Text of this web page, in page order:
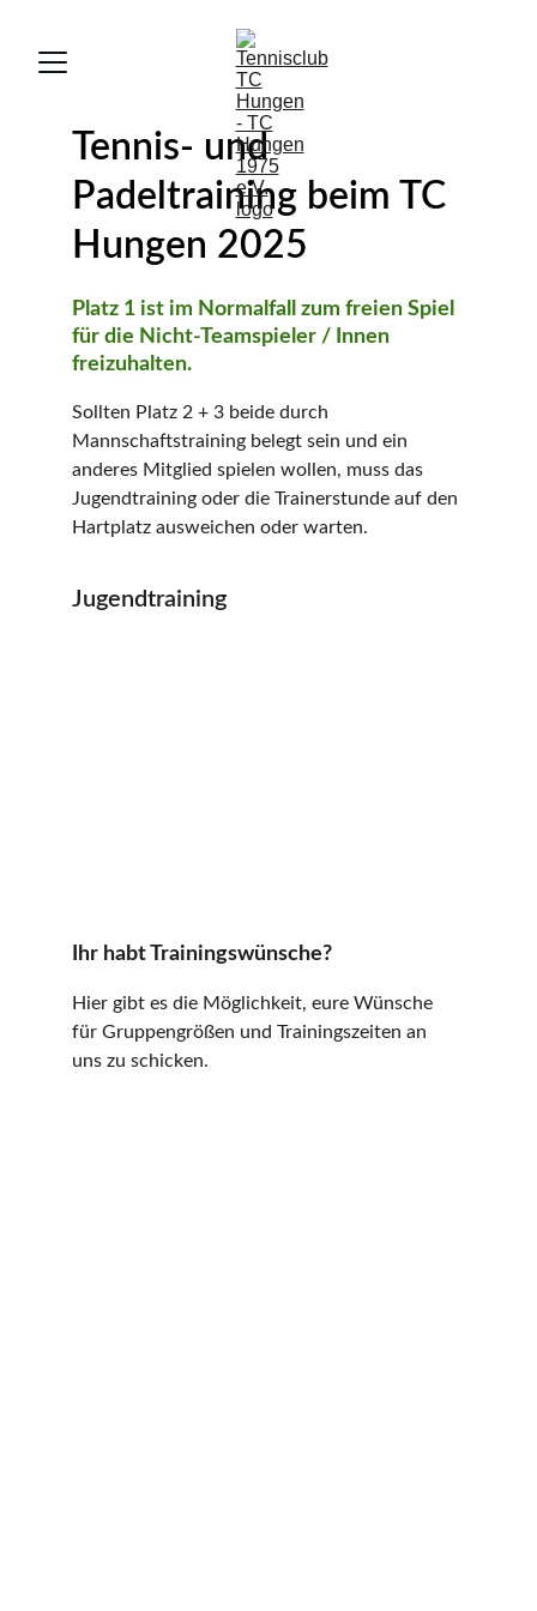
Tennis- und
Padeltraining beim TC
Hungen 2025
Platz 1 ist im Normalfall zum freien Spiel
für die Nicht-Teamspieler / Innen
freizuhalten.
Sollten Platz 2 + 3 beide durch
Mannschaftstraining belegt sein und ein
anderes Mitglied spielen wollen, muss das
Jugendtraining oder die Trainerstunde auf den
Hartplatz ausweichen oder warten.
Jugendtraining
Ihr habt Trainingswünsche?
Hier gibt es die Möglichkeit, eure Wünsche
für Gruppengrößen und Trainingszeiten an
uns zu schicken.